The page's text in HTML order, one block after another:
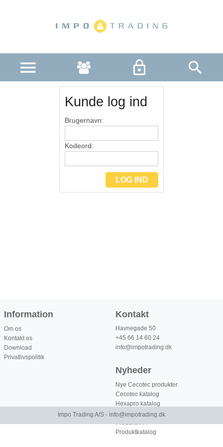
Kunde log ind
Brugernavn:
Kodeord:
Information
Om os
Kontakt os
Download
Privatlivspolitik
Kontakt
Havnegade 50
+45 66 14 60 24
info@impotrading.dk
Nyheder
Nye Cecotec produkter
Cecotec katalog
Hexapro katalog
BERGNER Katalog
ProduktNYT
Produktkatalog
Impo Trading A/S - info@impotrading.dk